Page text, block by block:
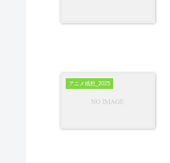
アニメ感想_2025